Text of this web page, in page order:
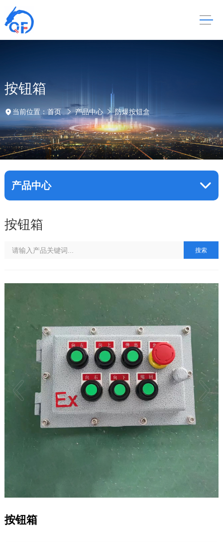
按钮箱
当前位置： 首页 产品中心 防爆按钮盒
产品中心
按钮箱
搜索
按钮箱